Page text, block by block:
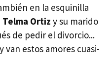
en la esquinilla
Telma Ortiz y su marido
de pedir el divorcio...
van estos amores cuasi-